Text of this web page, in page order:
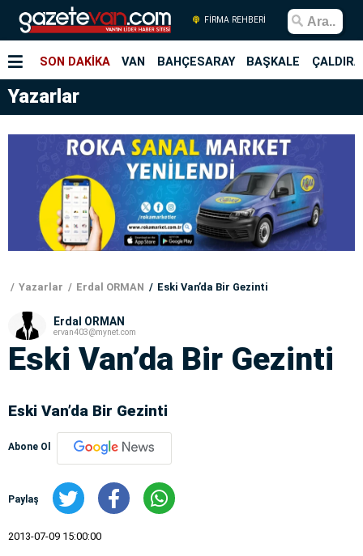
FİRMA REHBERİ
SON DAKİKA VAN BAHÇESARAY BAŞKALE
Yazarlar
Yazarlar Erdal ORMAN Eski Van’da Bir Gezinti
Erdal ORMAN
ervan403@mynet.com
Eski Van’da Bir Gezinti
Eski Van’da Bir Gezinti
Abone Ol
Paylaş
2013-07-09 15:00:00